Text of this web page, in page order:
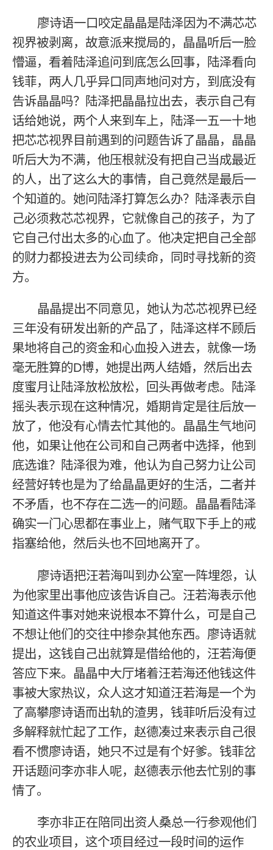
廖诗语一口咬定晶晶是陆泽因为不满芯芯
视界被剥离，故意派来搅局的，晶晶听后一脸
懵逼，看着陆泽追问到底怎么回事，陆泽看向
钱菲，两人几乎异口同声地问对方，到底没有
告诉晶晶吗？陆泽把晶晶拉出去，表示自己有
话给她说，两个人来到车上，陆泽一五一十地
把芯芯视界目前遇到的问题告诉了晶晶，晶晶
听后大为不满，他压根就没有把自己当成最近
的人，出了这么大的事情，自己竟然是最后一
个知道的。她问陆泽打算怎么办？陆泽表示自
己必须救芯芯视界，它就像自己的孩子，为了
它自己付出太多的心血了。他决定把自己全部
的财力都投进去为公司续命，同时寻找新的资
方。
晶晶提出不同意见，她认为芯芯视界已经
三年没有研发出新的产品了，陆泽这样不顾后
果地将自己的资金和心血投入进去，就像一场
毫无胜算的D博，她提出两人结婚，然后出去
度蜜月让陆泽放松放松，回头再做考虑。陆泽
摇头表示现在这种情况，婚期肯定是往后放一
放了，他没有心情去忙其他的。晶晶生气地问
他，如果让他在公司和自己两者中选择，他到
底选谁？陆泽很为难，他认为自己努力让公司
经营好转也是为了给晶晶更好的生活，二者并
不矛盾，也不存在二选一的问题。晶晶看陆泽
确实一门心思都在事业上，赌气取下手上的戒
指塞给他，然后头也不回地离开了。
廖诗语把汪若海叫到办公室一阵埋怨，认
为他家里出事他应该告诉自己。汪若海表示他
知道这件事对她来说根本不算什么，可是自己
不想让他们的交往中掺杂其他东西。廖诗语就
提出，这钱自己出就算是借给他的，汪若海便
答应下来。晶晶中大厅堵着汪若海还他钱这件
事被大家热议，众人这才知道汪若海是一个为
了高攀廖诗语而出轨的渣男，钱菲听后没有过
多解释就忙起了工作，赵德凑过来表示自己很
看不惯廖诗语，她只不过是有个好爹。钱菲岔
开话题问李亦非人呢，赵德表示他去忙别的事
情了。
李亦非正在陪同出资人桑总一行参观他们
的农业项目，这个项目经过一段时间的运作